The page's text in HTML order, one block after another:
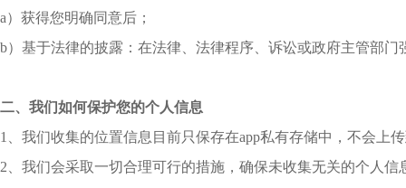
a）获得您明确同意后；
b）基于法律的披露：在法律、法律程序、诉讼或政府主管部
二、我们如何保护您的个人信息
1、我们收集的位置信息目前只保存在app私有存储中，不会
2、我们会采取一切合理可行的措施，确保未收集无关的个人